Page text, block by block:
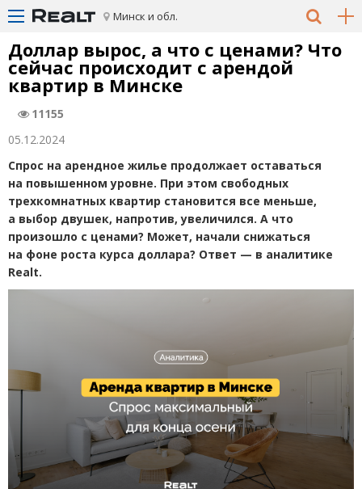
Минск и обл.
Доллар вырос, а что с ценами? Что
сейчас происходит с арендой
квартир в Минске
11155
05.12.2024
Спрос на арендное жилье продолжает оставаться
на повышенном уровне. При этом свободных
трехкомнатных квартир становится все меньше,
а выбор двушек, напротив, увеличился. А что
произошло с ценами? Может, начали снижаться
на фоне роста курса доллара? Ответ — в аналитике
Realt.